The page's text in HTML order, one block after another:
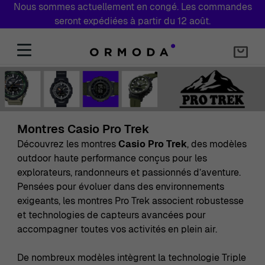
Nous sommes actuellement en congé. Les commandes
seront expédiées à partir du 12 août.
Montres Casio Pro Trek
Découvrez les montresCasio Pro Trek, des modèles
outdoor haute performance conçus pour les
explorateurs, randonneurs et passionnés d’aventure.
Pensées pour évoluer dans des environnements
exigeants, les montres Pro Trek associent robustesse
et technologies de capteurs avancées pour
accompagner toutes vos activités en plein air.
De nombreux modèles intègrent la technologie Triple